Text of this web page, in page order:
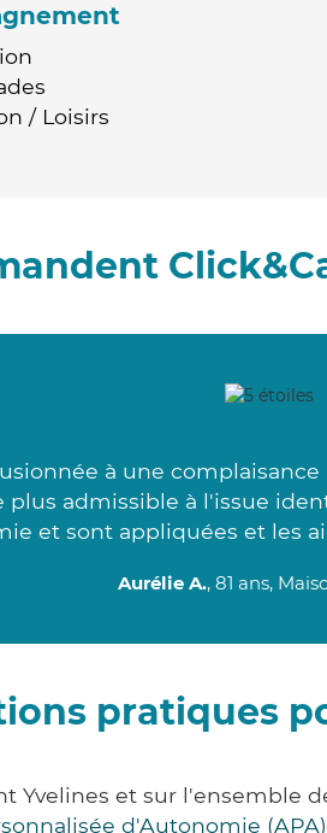
/ Loisirs
à une
plus admissible à l'issue
et sont appliquées et les
Aurélie A., 81 ans,
pratiques
et sur l'ensemble
d'Autonomie (APA)